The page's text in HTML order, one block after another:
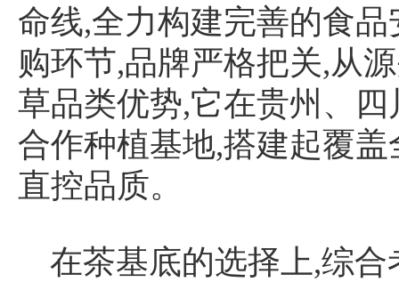
命线,全力构建完善的食
购环节,品牌严格把关,从
草品类优势,它在贵州、
合作种植基地,搭建起覆
直控品质。
在茶基底的选择上,综